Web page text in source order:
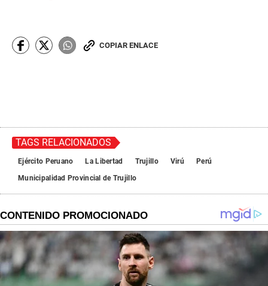
COPIAR ENLACE
TAGS RELACIONADOS
Ejército Peruano La Libertad Trujillo Virú
Perú
Municipalidad Provincial de Trujillo